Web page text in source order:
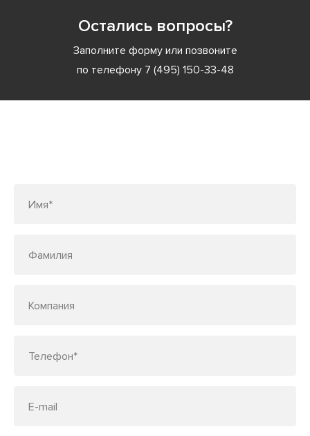
Остались вопросы?
Заполните форму или позвоните
по телефону 7 (495) 150-33-48
Имя*
Фамилия
Компания
Телефон*
E-mail